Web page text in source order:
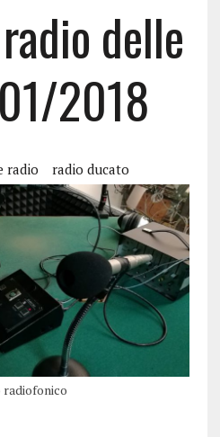
delle
2018
radio radio ducato